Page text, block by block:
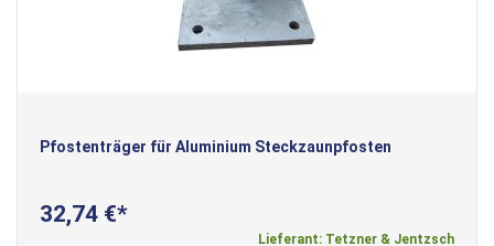
Pfostenträger für Aluminium Steckzaunpfosten
32,74 €
Lieferant: Tetzner & Jentzsch